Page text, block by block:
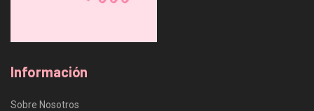
Información
Sobre Nosotros